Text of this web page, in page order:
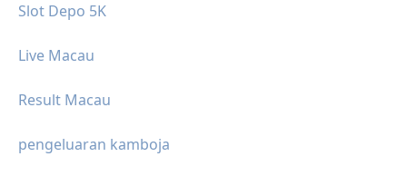
Slot Depo 5K
Live Macau
Result Macau
pengeluaran kamboja